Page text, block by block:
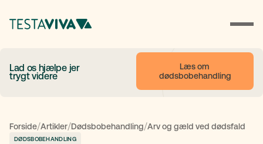
Lad os hjælpe jer
trygt videre
Læs om
dødsbobehandling
Forside/Artikler/Dødsbobehandling/Arv og gæld ved dødsfald
DØDSBOBEHANDLING